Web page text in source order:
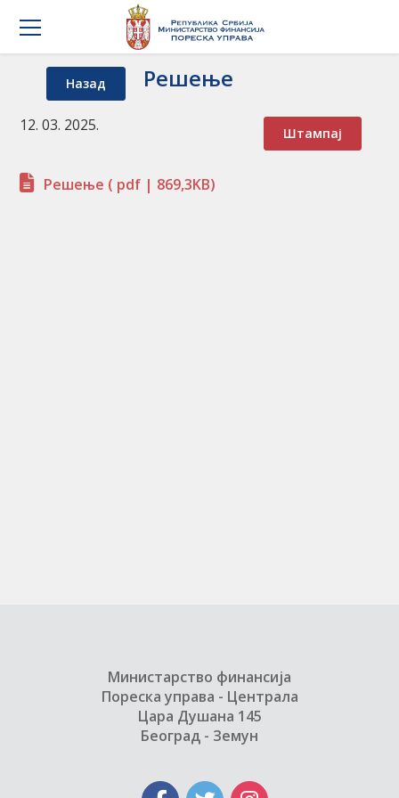
Назад Решење
Штампај
12. 03. 2025.
Решење ( pdf | 869,3KB)
Министарство финансија
Пореска управа - Централа
Цара Душана 145
Београд - Земун